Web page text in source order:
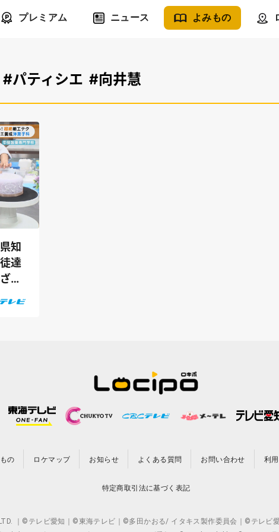
プレミアム ニュース よみもの
#パティシエ #向井慧
知
達
学
の ロケマップ お知らせ よくある質問 お問い合わせ 利
特定商取引法に基づく表記
｜©テレビ愛知｜©東海テレビ｜©多田かおる/ イタキス製作委員会｜©テレビ